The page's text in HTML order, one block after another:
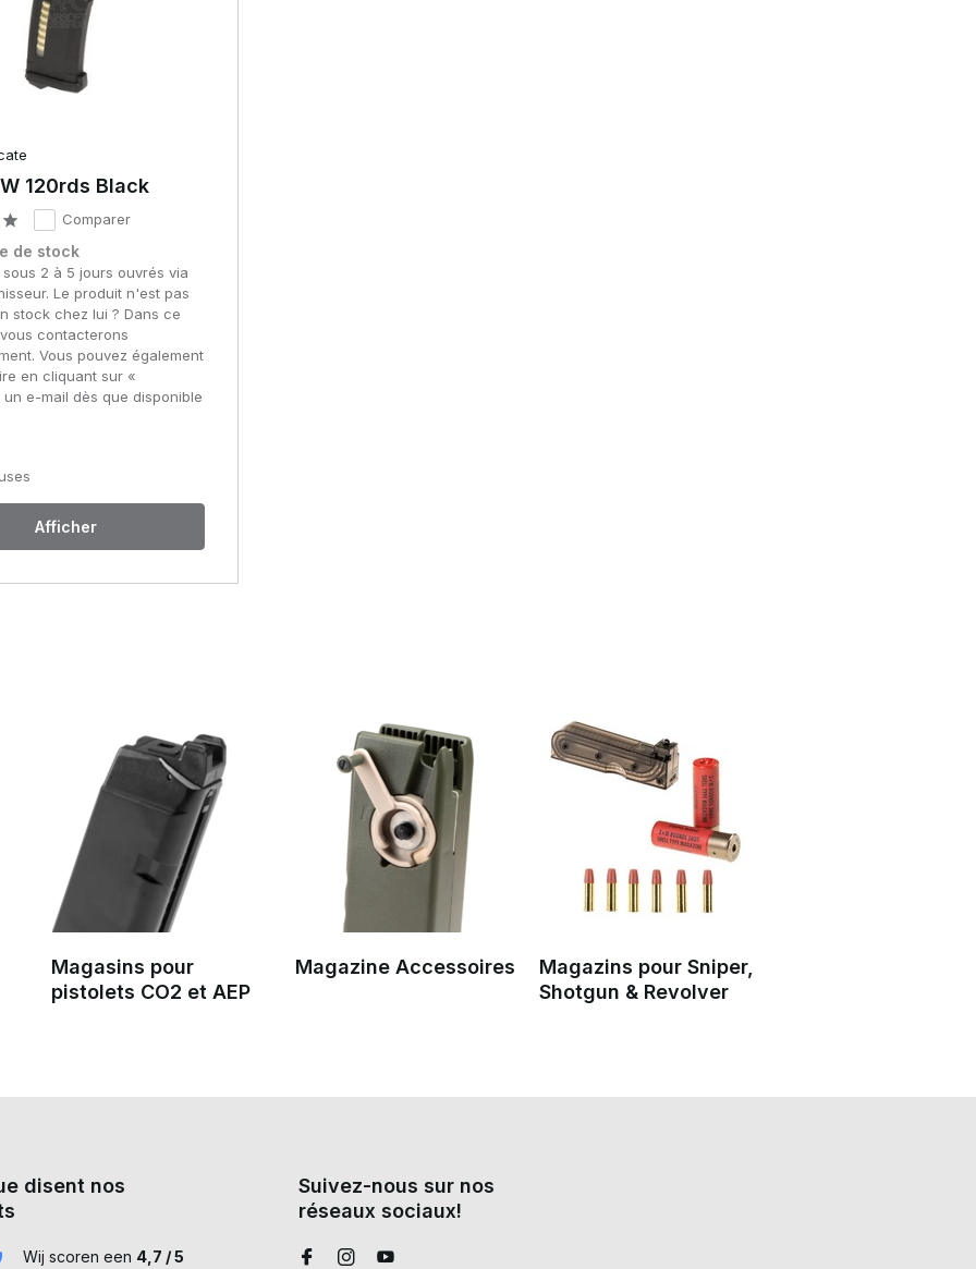
d'alimentation ou d'ajustement.
ou de métaux de haute qualité. Les ressorts internes et les
constantes en mode semi-automatique et automatique.
la régularité lors d'une utilisation intensive.
?
durée de vie.
120rds Black
Comparer
de stock
2 à 5 jours ouvrés via
Le produit n'est pas
stock chez lui ? Dans ce
contacterons
Vous pouvez également
en cliquant sur «
e-mail dès que disponible
Afficher
Magasins pour
pistolets CO2 et AEP
Magazine Accessoires
Magazins pour Sniper,
Shotgun & Revolver
disent nos
Wij scoren een 4,7 / 5
Suivez-nous sur nos
réseaux sociaux!